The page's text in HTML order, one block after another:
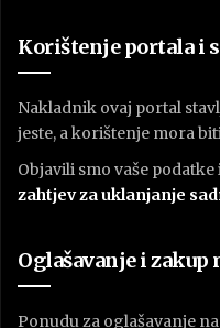
Korištenje portala i
Nakladnik ovaj portal
jeste, a korištenje mora
Objavili smo vaše
zahtjev za uklanjanje
Oglašavanje i zakup
Ponudu za oglašavanje